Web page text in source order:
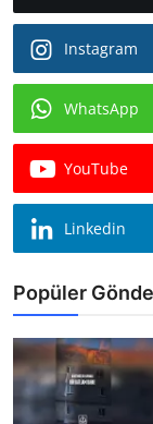
SON DAKİKA
Asayiş
Köşe Yazısı
Dernek
Galeri
E-GAZETE
Instagram
WhatsApp
YouTube
Linkedin
Popüler